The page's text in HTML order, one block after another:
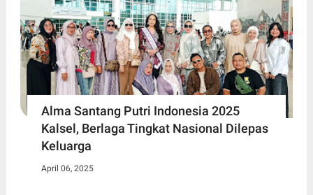
Alma Santang Putri Indonesia 2025
Kalsel, Berlaga Tingkat Nasional Dilepas
Keluarga
April 06, 2025